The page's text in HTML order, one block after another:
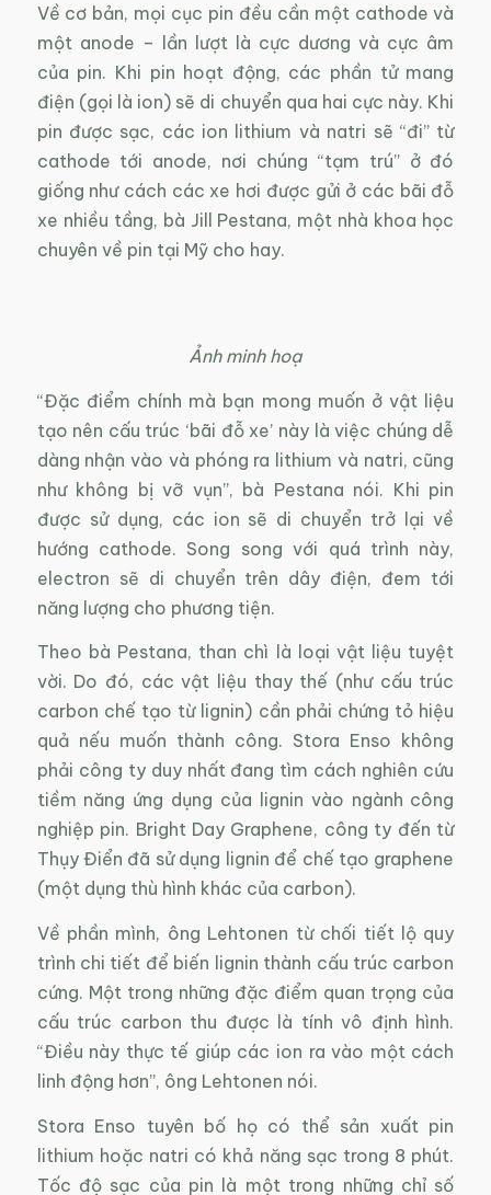
Về cơ bản, mọi cục pin đều cần một cathode và
một anode – lần lượt là cực dương và cực âm
của pin. Khi pin hoạt động, các phần tử mang
điện (gọi là ion) sẽ di chuyển qua hai cực này. Khi
pin được sạc, các ion lithium và natri sẽ “đi” từ
cathode tới anode, nơi chúng “tạm trú” ở đó
giống như cách các xe hơi được gửi ở các bãi đỗ
xe nhiều tầng, bà Jill Pestana, một nhà khoa học
chuyên về pin tại Mỹ cho hay.
Ảnh minh hoạ
“Đặc điểm chính mà bạn mong muốn ở vật liệu
tạo nên cấu trúc ‘bãi đỗ xe’ này là việc chúng dễ
dàng nhận vào và phóng ra lithium và natri, cũng
như không bị vỡ vụn”, bà Pestana nói. Khi pin
được sử dụng, các ion sẽ di chuyển trở lại về
hướng cathode. Song song với quá trình này,
electron sẽ di chuyển trên dây điện, đem tới
năng lượng cho phương tiện.
Theo bà Pestana, than chì là loại vật liệu tuyệt
vời. Do đó, các vật liệu thay thế (như cấu trúc
carbon chế tạo từ lignin) cần phải chứng tỏ hiệu
quả nếu muốn thành công. Stora Enso không
phải công ty duy nhất đang tìm cách nghiên cứu
tiềm năng ứng dụng của lignin vào ngành công
nghiệp pin. Bright Day Graphene, công ty đến từ
Thụy Điển đã sử dụng lignin để chế tạo graphene
(một dụng thù hình khác của carbon).
Về phần mình, ông Lehtonen từ chối tiết lộ quy
trình chi tiết để biến lignin thành cấu trúc carbon
cứng. Một trong những đặc điểm quan trọng của
cấu trúc carbon thu được là tính vô định hình.
“Điều này thực tế giúp các ion ra vào một cách
linh động hơn”, ông Lehtonen nói.
Stora Enso tuyên bố họ có thể sản xuất pin
lithium hoặc natri có khả năng sạc trong 8 phút.
Tốc độ sạc của pin là một trong những chỉ số